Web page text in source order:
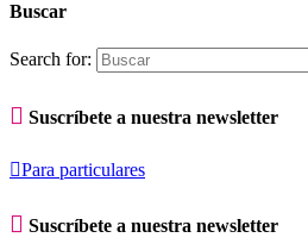
Buscar
Search for:
 Suscríbete a nuestra newsletter
Para particulares
 Suscríbete a nuestra newsletter